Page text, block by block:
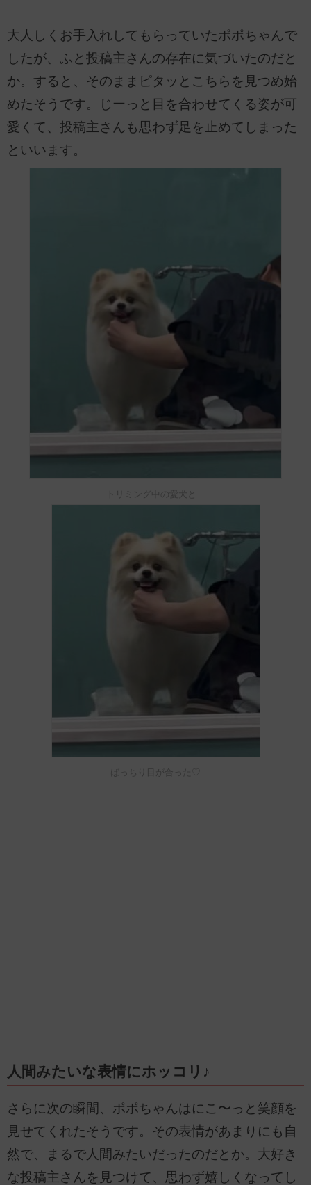
大人しくお手入れしてもらっていたポポちゃんで
したが、ふと投稿主さんの存在に気づいたのだと
か。すると、そのままピタッとこちらを見つめ始
めたそうです。じーっと目を合わせてくる姿が可
愛くて、投稿主さんも思わず足を止めてしまった
といいます。
トリミング中の愛犬と…
ばっちり目が合った♡
人間みたいな表情にホッコリ♪
さらに次の瞬間、ポポちゃんはにこ〜っと笑顔を
見せてくれたそうです。その表情があまりにも自
然で、まるで人間みたいだったのだとか。大好き
な投稿主さんを見つけて、思わず嬉しくなってし